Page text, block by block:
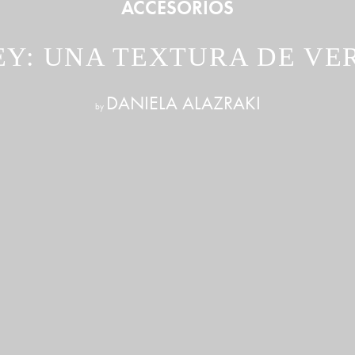
ACCESORIOS
UNA TEXTURA DE
by DANIELA ALAZRAKI